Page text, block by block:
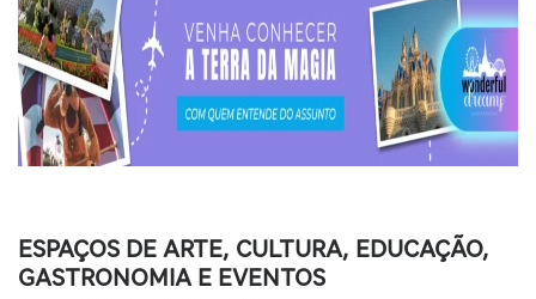
ESPAÇOS DE ARTE, CULTURA, EDUCAÇÃO,
GASTRONOMIA E EVENTOS